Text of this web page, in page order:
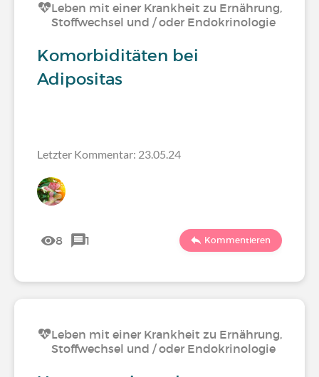
Leben mit einer Krankheit zu Ernährung,
Stoffwechsel und / oder Endokrinologie
Komorbiditäten bei
Adipositas
Letzter Kommentar: 23.05.24
8 1 Kommentieren
Leben mit einer Krankheit zu Ernährung,
Stoffwechsel und / oder Endokrinologie